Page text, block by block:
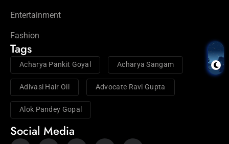
Entertainment
Fashion
Tags
Acharya Pankit Goyal Acharya Sangam
Adivasi Hair Oil Advocate Ravi Gupta
Alok Pandey Gopal
Social Media